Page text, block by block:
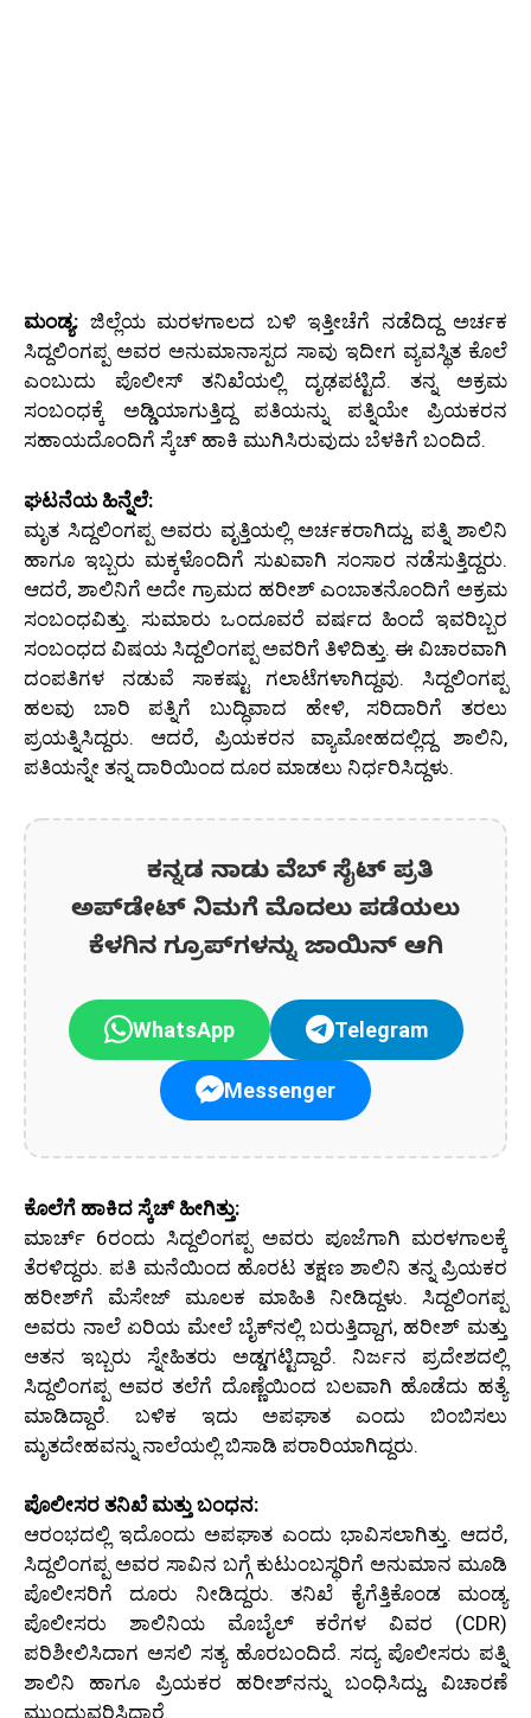
ಮಂಡ್ಯ: ಜಿಲ್ಲೆಯ ಮರಳಗಾಲದ ಬಳಿ ಇತ್ತೀಚೆಗೆ ನಡೆದಿದ್ದ ಅರ್ಚಕ
ಸಿದ್ದಲಿಂಗಪ್ಪ ಅವರ ಅನುಮಾನಾಸ್ಪದ ಸಾವು ಇದೀಗ ವ್ಯವಸ್ಥಿತ ಕೊಲೆ
ಎಂಬುದು ಪೊಲೀಸ್ ತನಿಖೆಯಲ್ಲಿ ದೃಢಪಟ್ಟಿದೆ. ತನ್ನ ಅಕ್ರಮ
ಸಂಬಂಧಕ್ಕೆ ಅಡ್ಡಿಯಾಗುತ್ತಿದ್ದ ಪತಿಯನ್ನು ಪತ್ನಿಯೇ ಪ್ರಿಯಕರನ
ಸಹಾಯದೊಂದಿಗೆ ಸ್ಕೆಚ್ ಹಾಕಿ ಮುಗಿಸಿರುವುದು ಬೆಳಕಿಗೆ ಬಂದಿದೆ.
ಘಟನೆಯ ಹಿನ್ನೆಲೆ:
ಮೃತ ಸಿದ್ದಲಿಂಗಪ್ಪ ಅವರು ವೃತ್ತಿಯಲ್ಲಿ ಅರ್ಚಕರಾಗಿದ್ದು, ಪತ್ನಿ ಶಾಲಿನಿ
ಹಾಗೂ ಇಬ್ಬರು ಮಕ್ಕಳೊಂದಿಗೆ ಸುಖವಾಗಿ ಸಂಸಾರ ನಡೆಸುತ್ತಿದ್ದರು.
ಆದರೆ, ಶಾಲಿನಿಗೆ ಅದೇ ಗ್ರಾಮದ ಹರೀಶ್ ಎಂಬಾತನೊಂದಿಗೆ ಅಕ್ರಮ
ಸಂಬಂಧವಿತ್ತು. ಸುಮಾರು ಒಂದೂವರೆ ವರ್ಷದ ಹಿಂದೆ ಇವರಿಬ್ಬರ
ಸಂಬಂಧದ ವಿಷಯ ಸಿದ್ದಲಿಂಗಪ್ಪ ಅವರಿಗೆ ತಿಳಿದಿತ್ತು. ಈ ವಿಚಾರವಾಗಿ
ದಂಪತಿಗಳ ನಡುವೆ ಸಾಕಷ್ಟು ಗಲಾಟೆಗಳಾಗಿದ್ದವು. ಸಿದ್ದಲಿಂಗಪ್ಪ
ಹಲವು ಬಾರಿ ಪತ್ನಿಗೆ ಬುದ್ಧಿವಾದ ಹೇಳಿ, ಸರಿದಾರಿಗೆ ತರಲು
ಪ್ರಯತ್ನಿಸಿದ್ದರು. ಆದರೆ, ಪ್ರಿಯಕರನ ವ್ಯಾಮೋಹದಲ್ಲಿದ್ದ ಶಾಲಿನಿ,
ಪತಿಯನ್ನೇ ತನ್ನ ದಾರಿಯಿಂದ ದೂರ ಮಾಡಲು ನಿರ್ಧರಿಸಿದ್ದಳು.
ಕನ್ನಡ ನಾಡು ವೆಬ್ ಸೈಟ್ ಪ್ರತಿ
ಅಪ್‌ಡೇಟ್‌ ನಿಮಗೆ ಮೊದಲು ಪಡೆಯಲು
ಕೆಳಗಿನ ಗ್ರೂಪ್‌ಗಳನ್ನು ಜಾಯಿನ್ ಆಗಿ
WhatsApp Telegram
Messenger
ಕೊಲೆಗೆ ಹಾಕಿದ ಸ್ಕೆಚ್ ಹೀಗಿತ್ತು:
ಮಾರ್ಚ್ 6ರಂದು ಸಿದ್ದಲಿಂಗಪ್ಪ ಅವರು ಪೂಜೆಗಾಗಿ ಮರಳಗಾಲಕ್ಕೆ
ತೆರಳಿದ್ದರು. ಪತಿ ಮನೆಯಿಂದ ಹೊರಟ ತಕ್ಷಣ ಶಾಲಿನಿ ತನ್ನ ಪ್ರಿಯಕರ
ಹರೀಶ್‌ಗೆ ಮೆಸೇಜ್ ಮೂಲಕ ಮಾಹಿತಿ ನೀಡಿದ್ದಳು. ಸಿದ್ದಲಿಂಗಪ್ಪ
ಅವರು ನಾಲೆ ಏರಿಯ ಮೇಲೆ ಬೈಕ್‌ನಲ್ಲಿ ಬರುತ್ತಿದ್ದಾಗ, ಹರೀಶ್ ಮತ್ತು
ಆತನ ಇಬ್ಬರು ಸ್ನೇಹಿತರು ಅಡ್ಡಗಟ್ಟಿದ್ದಾರೆ. ನಿರ್ಜನ ಪ್ರದೇಶದಲ್ಲಿ
ಸಿದ್ದಲಿಂಗಪ್ಪ ಅವರ ತಲೆಗೆ ದೊಣ್ಣೆಯಿಂದ ಬಲವಾಗಿ ಹೊಡೆದು ಹತ್ಯೆ
ಮಾಡಿದ್ದಾರೆ. ಬಳಿಕ ಇದು ಅಪಘಾತ ಎಂದು ಬಿಂಬಿಸಲು
ಮೃತದೇಹವನ್ನು ನಾಲೆಯಲ್ಲಿ ಬಿಸಾಡಿ ಪರಾರಿಯಾಗಿದ್ದರು.
ಪೊಲೀಸರ ತನಿಖೆ ಮತ್ತು ಬಂಧನ:
ಆರಂಭದಲ್ಲಿ ಇದೊಂದು ಅಪಘಾತ ಎಂದು ಭಾವಿಸಲಾಗಿತ್ತು. ಆದರೆ,
ಸಿದ್ದಲಿಂಗಪ್ಪ ಅವರ ಸಾವಿನ ಬಗ್ಗೆ ಕುಟುಂಬಸ್ಥರಿಗೆ ಅನುಮಾನ ಮೂಡಿ
ಪೊಲೀಸರಿಗೆ ದೂರು ನೀಡಿದ್ದರು. ತನಿಖೆ ಕೈಗೆತ್ತಿಕೊಂಡ ಮಂಡ್ಯ
ಪೊಲೀಸರು ಶಾಲಿನಿಯ ಮೊಬೈಲ್ ಕರೆಗಳ ವಿವರ (CDR)
ಪರಿಶೀಲಿಸಿದಾಗ ಅಸಲಿ ಸತ್ಯ ಹೊರಬಂದಿದೆ. ಸದ್ಯ ಪೊಲೀಸರು ಪತ್ನಿ
ಶಾಲಿನಿ ಹಾಗೂ ಪ್ರಿಯಕರ ಹರೀಶ್‌ನನ್ನು ಬಂಧಿಸಿದ್ದು, ವಿಚಾರಣೆ
ಮುಂದುವರಿಸಿದ್ದಾರೆ.